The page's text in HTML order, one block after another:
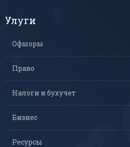
Улуги
Офшоры
Право
Налоги и бухучет
Бизнес
Ресурсы